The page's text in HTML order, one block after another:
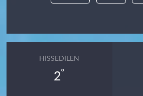
HISSEDILEN
2°